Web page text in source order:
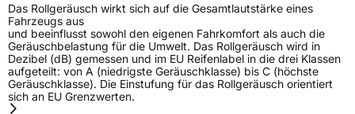
Das Rollgeräusch wirkt sich auf die Gesamtlautstärke eines
Fahrzeugs aus
und beeinflusst sowohl den eigenen Fahrkomfort als auch die
Geräuschbelastung für die Umwelt. Das Rollgeräusch wird in
Dezibel (dB) gemessen und im EU Reifenlabel in die drei Klassen
aufgeteilt: von A (niedrigste Geräuschklasse) bis C (höchste
Geräuschklasse). Die Einstufung für das Rollgeräusch orientiert
sich an EU Grenzwerten.